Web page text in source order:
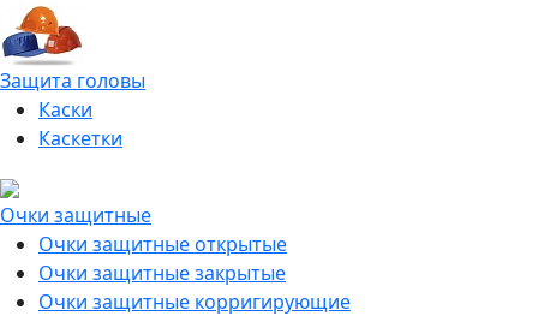
Защита головы
Каски
Каскетки
Очки защитные
Очки защитные открытые
Очки защитные закрытые
Очки защитные корригирующие